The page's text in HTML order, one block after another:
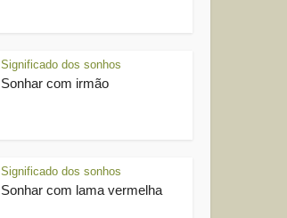
Significado dos sonhos
Sonhar com irmão
Significado dos sonhos
Sonhar com lama vermelha